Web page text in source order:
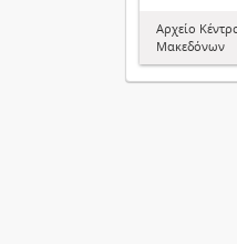
Αρχείο
Μακεδόνων